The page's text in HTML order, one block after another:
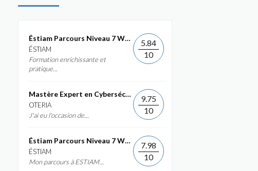
Éstiam Parcours Niveau 7 Web &...
ÉSTIAM
Formation enrichissante et
pratique...
5.84
10
Mastère Expert en Cybersécurité
OTERIA
J'ai eu l'occasion de...
9.75
10
Éstiam Parcours Niveau 7 Web &...
ÉSTIAM
Mon parcours à ESTIAM...
7.98
10